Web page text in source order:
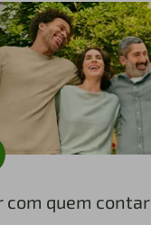
com quem contar